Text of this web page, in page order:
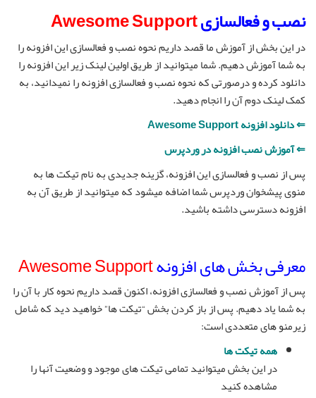
نصب و فعالسازی
در این بخش از آموزش ما قصد داریم نحوه نصب و فعالسازی این افزونه را
به شما آموزش دهیم. شما میتوانید از طریق اولین لینک زیر این افزونه را
دانلود کرده و درصورتی که نحوه نصب و فعالسازی افزونه را نمیدانید، به
کمک لینک دوم آن را انجام دهید.
⇐ دانلود افزونه Awesome Support
⇐ آموزش نصب افزونه در وردپرس
پس از نصب و فعالسازی این افزونه، گزینه جدیدی به نام تیکت ها به
منوی پیشخوان وردپرس شما اضافه میشود که میتوانید از طریق آن به
افزونه دسترسی داشته باشید.
معرفی بخش های افزونهAwesome Support
پس از آموزش نصب و فعالسازی افزونه، اکنون قصد داریم نحوه کار با آن را
به شما یاد دهیم. پس از باز کردن بخش “تیکت ها” خواهید دید که شامل
زیرمنو های متعددی است:
همه تیکت ها
در این بخش میتوانید تمامی تیکت های موجود و وضعیت آنها را
مشاهده کنید